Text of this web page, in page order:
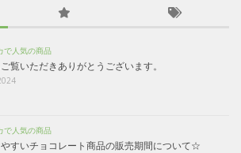
で人気の商品
覧いただきありがとうございます。
で人気の商品
すいチョコレート商品の販売期間について☆